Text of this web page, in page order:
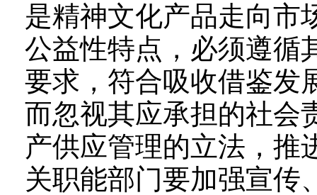
是精神文化产品走向市
公益性特点，必须遵循
要求，符合吸收借鉴发
而忽视其应承担的社会
产供应管理的立法，推
关职能部门要加强宣传